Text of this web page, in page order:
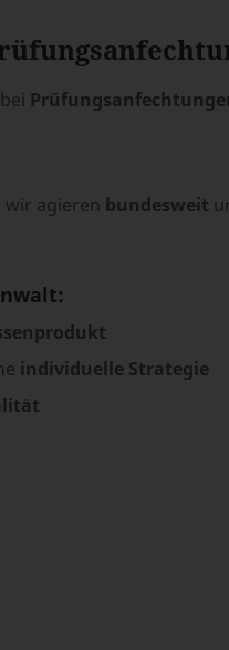
wir agieren bundesweit
individuelle Strategie